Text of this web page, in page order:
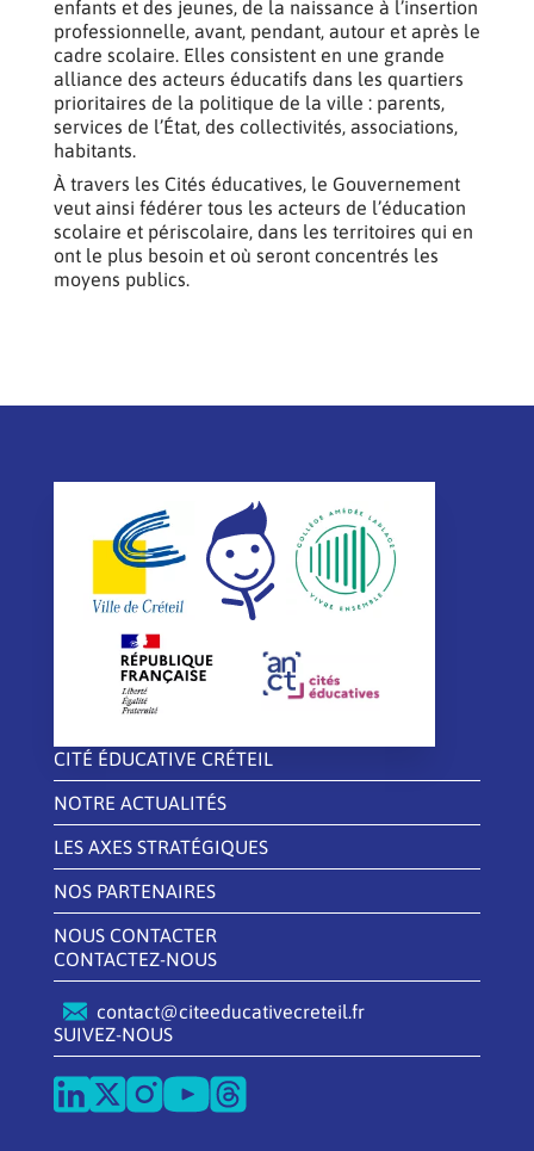
enfants et des jeunes, de la naissance à l’insertion
professionnelle, avant, pendant, autour et après le
cadre scolaire. Elles consistent en une grande
alliance des acteurs éducatifs dans les quartiers
prioritaires de la politique de la ville : parents,
services de l’État, des collectivités, associations,
habitants.
À travers les Cités éducatives, le Gouvernement
veut ainsi fédérer tous les acteurs de l’éducation
scolaire et périscolaire, dans les territoires qui en
ont le plus besoin et où seront concentrés les
moyens publics.
CITÉ ÉDUCATIVE CRÉTEIL
NOTRE ACTUALITÉS
LES AXES STRATÉGIQUES
NOS PARTENAIRES
NOUS CONTACTER
CONTACTEZ-NOUS
contact@citeeducativecreteil.fr
SUIVEZ-NOUS